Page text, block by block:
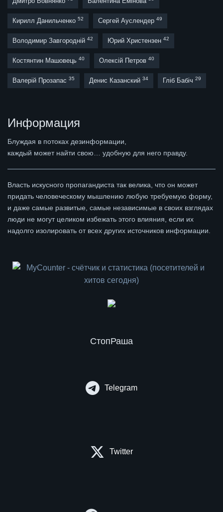
Кирилл Данильченко 52 Сергей Ауслендер 49
Володимир Завгородній 42 Юрий Христензен 42
Костянтин Машовець 40 Олексій Петров 40
Валерій Прозапас 35 Денис Казанский 34 Гліб Бабіч 29
Информация
Блуждая в потоках дезинформации,
каждый может найти свою… удобную для него правду.
Власть искусного пропагандиста так велика, что он может
придать человеческому мышлению любую требуемую форму,
и даже самые развитые, самые независимые в своих взглядах
люди не могут целиком избежать этого влияния, если их
надолго изолировать от всех других источников информации.
СтопРаша
Telegram
Twitter